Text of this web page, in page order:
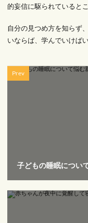
的妄信に駆られていると
自分の見つめ方を知らず
いならば、学んでいけば
Prev
子どもの睡眠につい